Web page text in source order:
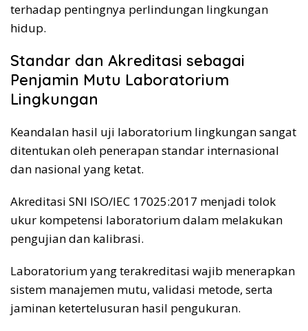
terhadap pentingnya perlindungan lingkungan
hidup.
Standar dan Akreditasi sebagai
Penjamin Mutu Laboratorium
Lingkungan
Keandalan hasil uji laboratorium lingkungan sangat
ditentukan oleh penerapan standar internasional
dan nasional yang ketat.
Akreditasi SNI ISO/IEC 17025:2017 menjadi tolok
ukur kompetensi laboratorium dalam melakukan
pengujian dan kalibrasi.
Laboratorium yang terakreditasi wajib menerapkan
sistem manajemen mutu, validasi metode, serta
jaminan ketertelusuran hasil pengukuran.